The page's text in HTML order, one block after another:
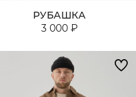
РУБАШКА
3 000 ₽